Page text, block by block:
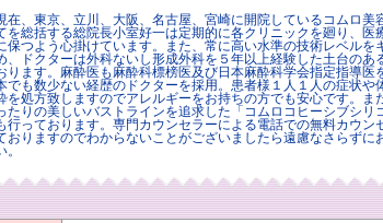
在、東京、立川、大阪、名古屋、宮崎に開院しているコムロ美
を総括する総院長小室好一は定期的に各クリニックを廻り、医
保つよう心掛けています。また、常に高い水準の技術レベルを
、ドクターは外科ないし形成外科を５年以上経験した土台のあ
ります。麻酔医も麻酔科標榜医及び日本麻酔科学会指定指導医
でも数少ない経歴のドクターを採用。患者様１人１人の症状や
を処方致しますのでアレルギーをお持ちの方でも安心です。ま
たりの美しいバストラインを追求した「コムロコヒーシブシリ
行っております。専門カウンセラーによる電話での無料カウン
おりますのでわからないことがございましたら遠慮なさらずに
。